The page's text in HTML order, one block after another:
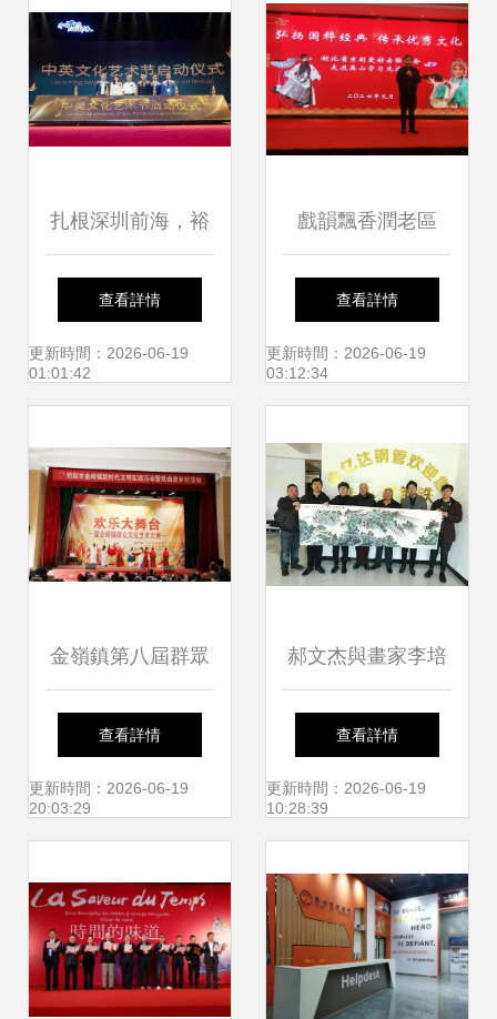
演旬陽專場完美落
幕
扎根深圳前海，裕
苑藝術如何構建中
西文化溝通橋梁？
查看詳情
更新時間：2026-06-19
01:01:42
戲韻飄香潤老區
——湖北省京劇愛
好者聯誼會走進英
查看詳情
更新時間：2026-06-19
03:12:34
金嶺鎮第八屆群眾
文化藝術大賽 歌頌
祖國，喜迎國慶，
踐熱潮
查看詳情
更新時間：2026-06-19
20:03:29
郝文杰與畫家李培
發 藝術價值與社會
認可的雙重見證
查看詳情
更新時間：2026-06-19
10:28:39